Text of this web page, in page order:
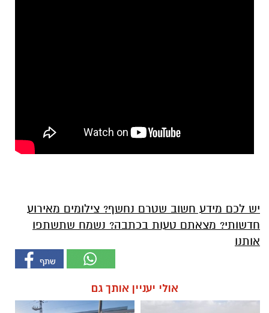
יש לכם מידע חשוב שטרם נחשף? צילומים מאירוע
חדשותי? מצאתם טעות בכתבה? נשמח שתשתפו
אותנו
אולי יעניין אותך גם